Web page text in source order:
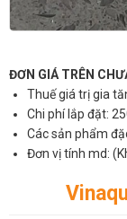
ĐƠN GIÁ TRÊN
Thuế giá trị gia
Chi phí lắp đặt:
Các sản phẩm
Đơn vị tính md: